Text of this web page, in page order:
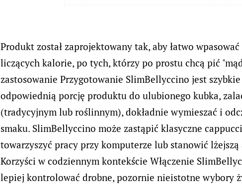
Produkt został zaprojektowany tak, aby łatwo
liczących kalorie, po tych, którzy po prostu chcą pić
zastosowanie Przygotowanie SlimBellyccino jest
odpowiednią porcję produktu do ulubionego kubka,
(tradycyjnym lub roślinnym), dokładnie wymieszać i
smaku. SlimBellyccino może zastąpić klasyczne
towarzyszyć pracy przy komputerze lub stanowić
Korzyści w codziennym kontekście Włączenie
lepiej kontrolować drobne, pozornie nieistotne wybory